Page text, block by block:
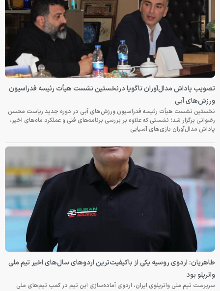
تصویب پاداش مدال‌آوران ناگویا درنخستین نشست هیأت رئیسه فدراسیون
ورزش‌های آبی
نخستین نشست هیأت رئیسه فدراسیون ورزش‌های آبی در دوره جدید ریاست محسن
رضوانی برگزار شد؛ نشستی که علاوه بر بررسی برنامه‌های فنی و عملکرد ماه‌های اخیر،
پاداش مدال‌آوران بازی‌های آسیایی
طاهریان: اردوی روسیه یکی از باکیفیت‌ترین اردوهای سال‌های اخیر تیم ملی
واترپلو بود
سرپرست تیم ملی واترپلوی ایران، اردوی آماده‌سازی این تیم در کمپ تیم‌های ملی